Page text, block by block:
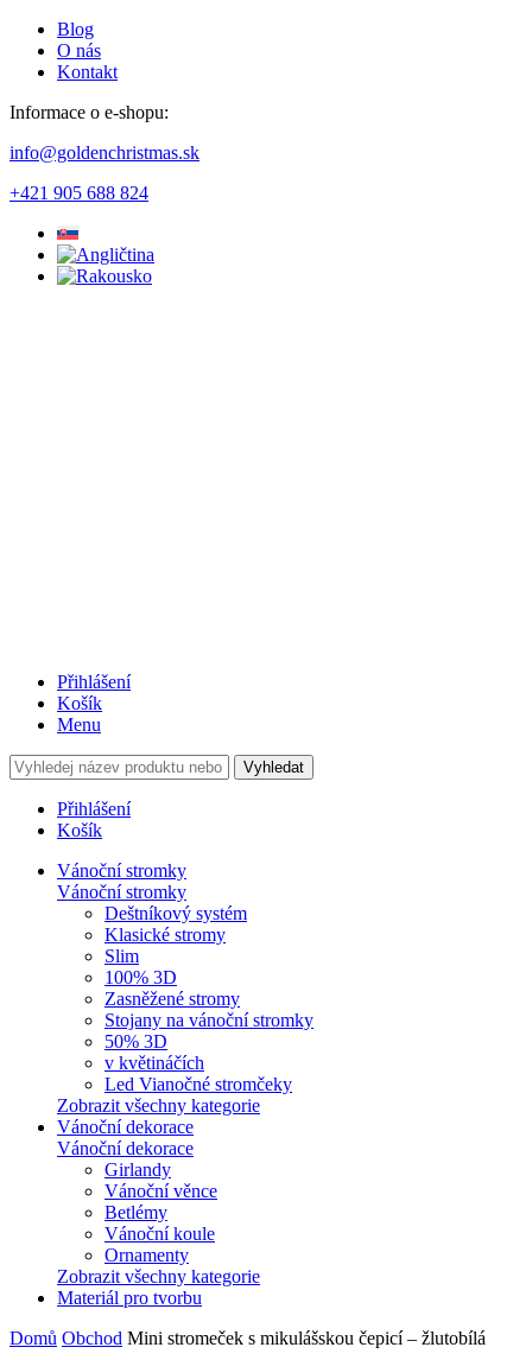
Blog
O nás
Kontakt
Informace o e-shopu:
info@goldenchristmas.sk
+421 905 688 824
Přihlášení
Košík
Menu
Vyhledat
Přihlášení
Košík
Vánoční stromky
Vánoční stromky
Deštníkový systém
Klasické stromy
Slim
100% 3D
Zasněžené stromy
Stojany na vánoční stromky
50% 3D
v květináčích
Led Vianočné stromčeky
Zobrazit všechny kategorie
Vánoční dekorace
Vánoční dekorace
Girlandy
Vánoční věnce
Betlémy
Vánoční koule
Ornamenty
Zobrazit všechny kategorie
Materiál pro tvorbu
Domů Obchod Mini stromeček s mikulášskou čepicí – žlutobílá